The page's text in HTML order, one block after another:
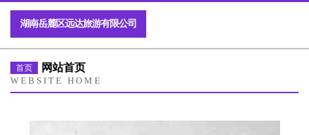
湖南岳麓区远达旅游有限公司
首页 网站首页
WEBSITE HOME